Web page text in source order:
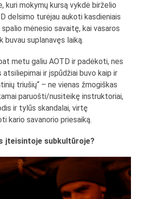
kuri mokymų kursą vykdė birželio
delsimo turėjau aukoti kasdieniais
mėnesio savaitę, kai vasaros
suplanavęs laiką.
metu galiu AOTD ir padėkoti, nes
atsiliepimai ir įspūdžiai buvo kaip ir
triušių“ – ne vienas žmogiškas
paruošti/nusiteikę instruktoriai,
ir tylūs skandalai, virtę
kario savanorio priesaiką.
įteisintoje subkultūroje?